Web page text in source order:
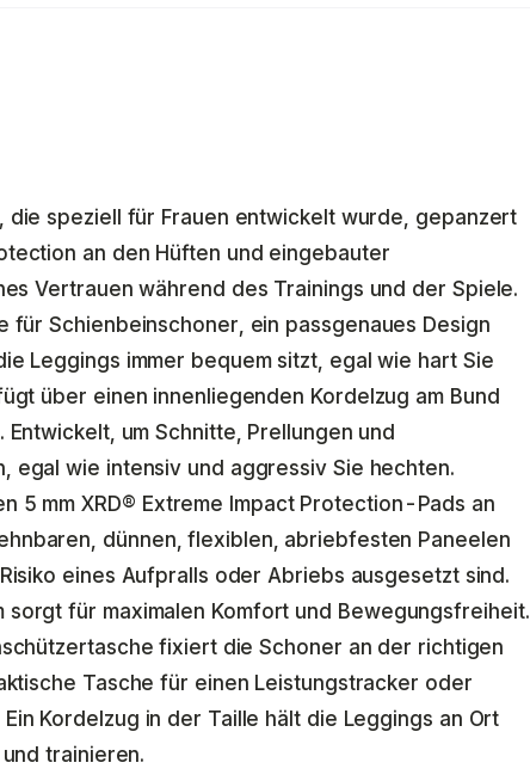
speziell für Frauen entwickelt wurde, gepanzert
an den Hüften und eingebauter
Vertrauen während des Trainings und der Spiele.
für Schienbeinschoner, ein passgenaues Design
Leggings immer bequem sitzt, egal wie hart Sie
über einen innenliegenden Kordelzug am Bund
um Schnitte, Prellungen und
egal wie intensiv und aggressiv Sie hechten.
5 mm XRD® Extreme Impact Protection-Pads an
dünnen, flexiblen, abriebfesten Paneelen
eines Aufpralls oder Abriebs ausgesetzt sind.
sorgt für maximalen Komfort und Bewegungsfreiheit.
fixiert die Schoner an der richtigen
Tasche für einen Leistungstracker oder
Kordelzug in der Taille hält die Leggings an Ort
trainieren.